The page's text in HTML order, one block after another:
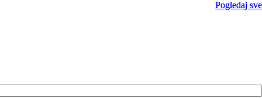
Pogledaj sve
Pogledaj sve